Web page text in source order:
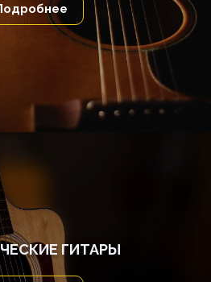
ГИТАРЫ